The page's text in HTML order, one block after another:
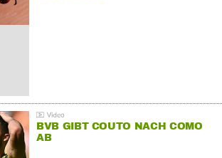
BVB GIBT COUTO NACH COMO
AB